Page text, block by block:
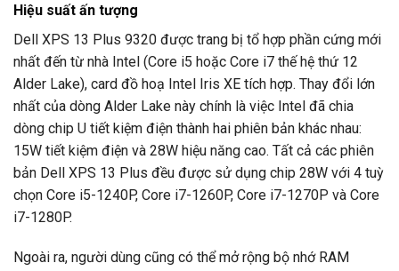
Hiệu suất ấn tượng
Dell XPS 13 Plus 9320 được trang bị tổ hợp phần cứng mới
nhất đến từ nhà Intel (Core i5 hoặc Core i7 thế hệ thứ 12
Alder Lake), card đồ hoạ Intel Iris XE tích hợp. Thay đổi lớn
nhất của dòng Alder Lake này chính là việc Intel đã chia
dòng chip U tiết kiệm điện thành hai phiên bản khác nhau:
15W tiết kiệm điện và 28W hiệu năng cao. Tất cả các phiên
bản Dell XPS 13 Plus đều được sử dụng chip 28W với 4 tuỳ
chọn Core i5-1240P, Core i7-1260P, Core i7-1270P và Core
i7-1280P.
Ngoài ra, người dùng cũng có thể mở rộng bộ nhớ RAM